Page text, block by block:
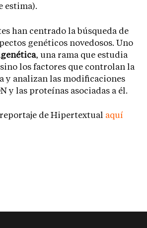
estima).
han centrado la búsqueda de
genéticos novedosos. Uno
, una rama que estudia
los factores que controlan la
y analizan las modificaciones
y las proteínas asociadas a él.
de Hipertextual aquí